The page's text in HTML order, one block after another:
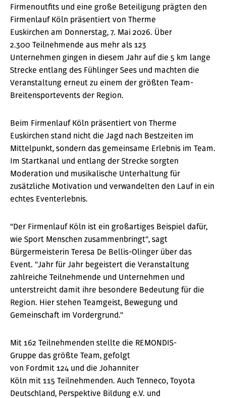
Firmenoutfits und eine große Beteiligung prägten den
Firmenlauf Köln präsentiert von Therme
Euskirchen am Donnerstag, 7. Mai 2026. Über
2.300 Teilnehmende aus mehr als 123
Unternehmen gingen in diesem Jahr auf die 5 km lange
Strecke entlang des Fühlinger Sees und machten die
Veranstaltung erneut zu einem der größten Team-
Breitensportevents der Region.
Beim Firmenlauf Köln präsentiert von Therme
Euskirchen stand nicht die Jagd nach Bestzeiten im
Mittelpunkt, sondern das gemeinsame Erlebnis im Team.
Im Startkanal und entlang der Strecke sorgten
Moderation und musikalische Unterhaltung für
zusätzliche Motivation und verwandelten den Lauf in ein
echtes Eventerlebnis.
"Der Firmenlauf Köln ist ein großartiges Beispiel dafür,
wie Sport Menschen zusammenbringt", sagt
Bürgermeisterin Teresa De Bellis-Olinger über das
Event. "Jahr für Jahr begeistert die Veranstaltung
zahlreiche Teilnehmende und Unternehmen und
unterstreicht damit ihre besondere Bedeutung für die
Region. Hier stehen Teamgeist, Bewegung und
Gemeinschaft im Vordergrund."
Mit 162 Teilnehmenden stellte die REMONDIS-
Gruppe das größte Team, gefolgt
von Fordmit 124 und die Johanniter
Köln mit 115 Teilnehmenden. Auch Tenneco, Toyota
Deutschland, Perspektive Bildung e.V. und